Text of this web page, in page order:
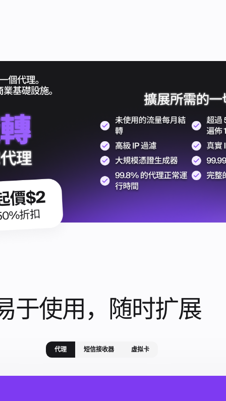
于使用，随时扩展
代理 短信接收器 虚拟卡